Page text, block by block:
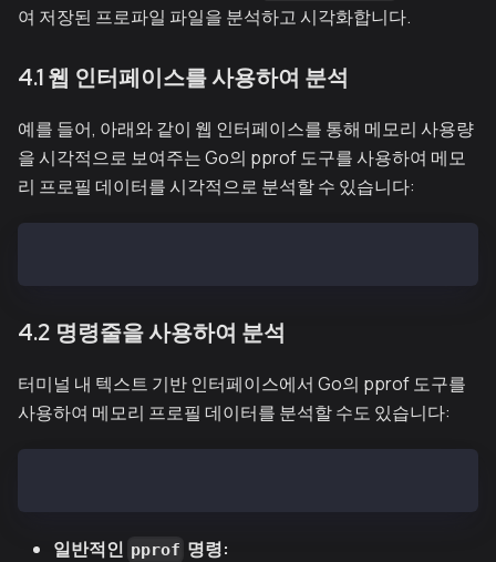
여 저장된 프로파일 파일을 분석하고 시각화합니다.
4.1 웹 인터페이스를 사용하여 분석
예를 들어, 아래와 같이 웹 인터페이스를 통해 메모리 사용량
을 시각적으로 보여주는 Go의 pprof 도구를 사용하여 메모
리 프로필 데이터를 시각적으로 분석할 수 있습니다:
4.2 명령줄을 사용하여 분석
터미널 내 텍스트 기반 인터페이스에서 Go의 pprof 도구를
사용하여 메모리 프로필 데이터를 분석할 수도 있습니다:
일반적인 pprof 명령: